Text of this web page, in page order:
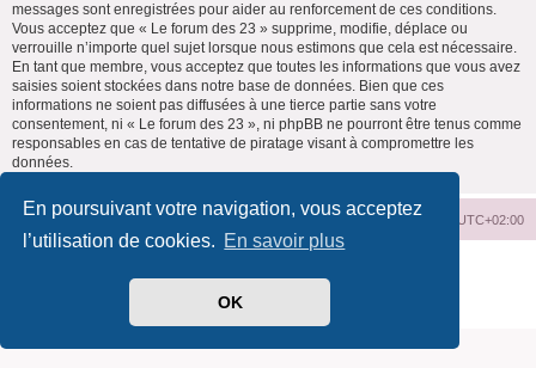
En poursuivant votre navigation, vous acceptez
l’utilisation de cookies. En savoir plus
OK
messages sont enregistrées pour aider au renforcement de ces conditions.
Vous acceptez que « Le forum des 23 » supprime, modifie, déplace ou
verrouille n’importe quel sujet lorsque nous estimons que cela est nécessaire.
En tant que membre, vous acceptez que toutes les informations que vous avez
saisies soient stockées dans notre base de données. Bien que ces
informations ne soient pas diffusées à une tierce partie sans votre
consentement, ni « Le forum des 23 », ni phpBB ne pourront être tenus comme
responsables en cas de tentative de piratage visant à compromettre les
données.
Index du forum Heures au format UTC+02:00
Supprimer les cookies
phpBB-fr.com
Confidentialité